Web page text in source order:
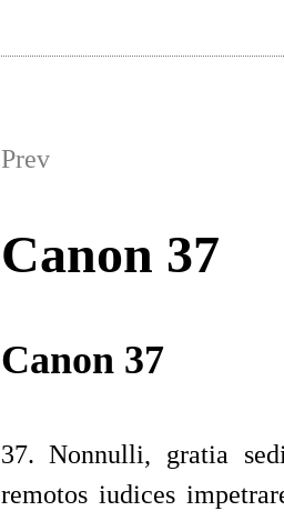
Prev
Canon 37
Canon 37
37. Nonnulli, gratia
remotos iudices